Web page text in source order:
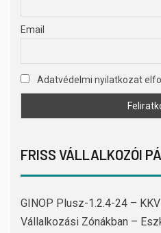
Email
Adatvédelmi nyilatkozat
FRISS VÁLLALKOZÓI
GINOP Plusz-1.2.4-24 –
Vállalkozási Zónákban –